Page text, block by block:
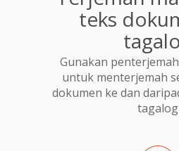
teks
Gunakan
untuk menterjemah
dokumen ke dan
tagalog